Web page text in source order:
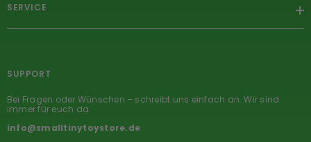
SERVICE
SUPPORT
Bei Fragen oder Wünschen – schreibt uns einfach an. Wir sind
immer für euch da.
info@smalltinytoystore.de